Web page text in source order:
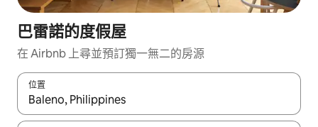
巴雷諾的度假屋
在 Airbnb 上尋並預訂獨一無二的房源
位置
如有搜尋結果，瀏覽內容時請使用上下箭頭，或輕點、滑動裝置。